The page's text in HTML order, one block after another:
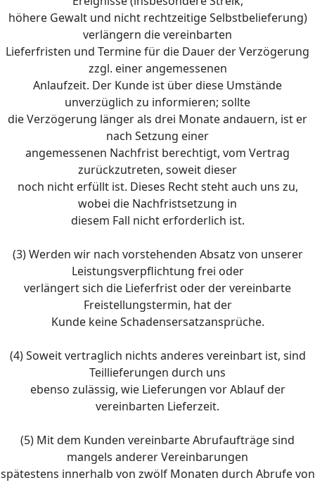
höhere Gewalt und nicht rechtzeitige Selbstbelieferung)
verlängern die vereinbarten
Lieferfristen und Termine für die Dauer der Verzögerung
zzgl. einer angemessenen
Anlaufzeit. Der Kunde ist über diese Umstände
unverzüglich zu informieren; sollte
die Verzögerung länger als drei Monate andauern, ist er
nach Setzung einer
angemessenen Nachfrist berechtigt, vom Vertrag
zurückzutreten, soweit dieser
noch nicht erfüllt ist. Dieses Recht steht auch uns zu,
wobei die Nachfristsetzung in
diesem Fall nicht erforderlich ist.
(3) Werden wir nach vorstehenden Absatz von unserer
Leistungsverpflichtung frei oder
verlängert sich die Lieferfrist oder der vereinbarte
Freistellungstermin, hat der
Kunde keine Schadensersatzansprüche.
(4) Soweit vertraglich nichts anderes vereinbart ist, sind
Teillieferungen durch uns
ebenso zulässig, wie Lieferungen vor Ablauf der
vereinbarten Lieferzeit.
(5) Mit dem Kunden vereinbarte Abrufaufträge sind
mangels anderer Vereinbarungen
spätestens innerhalb von zwölf Monaten durch Abrufe von